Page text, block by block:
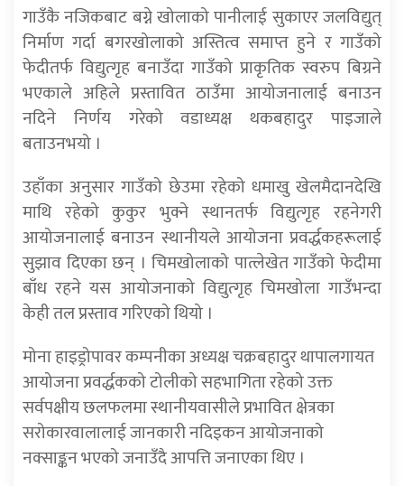
गाउँकै नजिकबाट बग्ने खोलाको पानीलाई सुकाएर जलविद्युत्
निर्माण गर्दा बगरखोलाको अस्तित्व समाप्त हुने र गाउँको
फेदीतर्फ विद्युत्गृह बनाउँदा गाउँको प्राकृतिक स्वरुप बिग्रने
भएकाले अहिले प्रस्तावित ठाउँमा आयोजनालाई बनाउन
नदिने निर्णय गरेको वडाध्यक्ष थकबहादुर पाइजाले
बताउनभयो ।
उहाँका अनुसार गाउँको छेउमा रहेको धमाखु खेलमैदानदेखि
माथि रहेको कुकुर भुक्ने स्थानतर्फ विद्युत्गृह रहनेगरी
आयोजनालाई बनाउन स्थानीयले आयोजना प्रवर्द्धकहरूलाई
सुझाव दिएका छन् । चिमखोलाको पात्लेखेत गाउँको फेदीमा
बाँध रहने यस आयोजनाको विद्युत्गृह चिमखोला गाउँभन्दा
केही तल प्रस्ताव गरिएको थियो ।
मोना हाइड्रोपावर कम्पनीका अध्यक्ष चक्रबहादुर थापालगायत
आयोजना प्रवर्द्धकको टोलीको सहभागिता रहेको उक्त
सर्वपक्षीय छलफलमा स्थानीयवासीले प्रभावित क्षेत्रका
सरोकारवालालाई जानकारी नदिइकन आयोजनाको
नक्साङ्कन भएको जनाउँदै आपत्ति जनाएका थिए ।